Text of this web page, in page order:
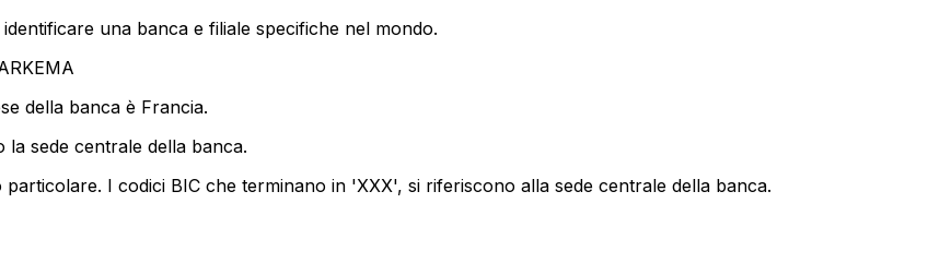
una banca e filiale specifiche nel mondo.
della banca è Francia.
la sede centrale della banca.
I codici BIC che terminano in 'XXX', si riferiscono alla sede centrale della banca.